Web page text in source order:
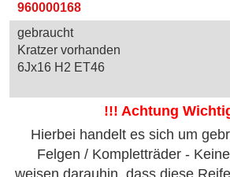
960000168
gebraucht
Kratzer vorhanden
6Jx16 H2 ET46
!!! Achtung
Hierbei handelt es sich um
Felgen / Kompletträder -